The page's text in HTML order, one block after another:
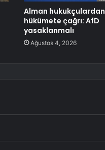
Alman hukukçulardan
hükümete çağrı: AfD
yasaklanmalı
Ağustos 4, 2026